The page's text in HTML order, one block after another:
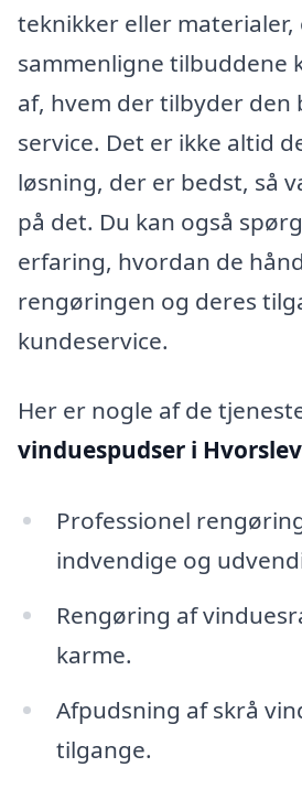
teknikker eller materialer,
sammenligne tilbuddene
af, hvem der tilbyder den
service. Det er ikke altid
løsning, der er bedst, så
på det. Du kan også
erfaring, hvordan de
rengøringen og deres
kundeservice.
Her er nogle af de
vinduespudser i Hvorslev
Professionel
indvendige og
Rengøring af
karme.
Afpudsning af skrå
tilgange.